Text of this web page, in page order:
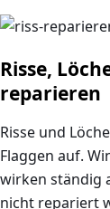
Risse,
reparieren
Risse und
Flaggen auf.
wirken ständig
nicht repariert